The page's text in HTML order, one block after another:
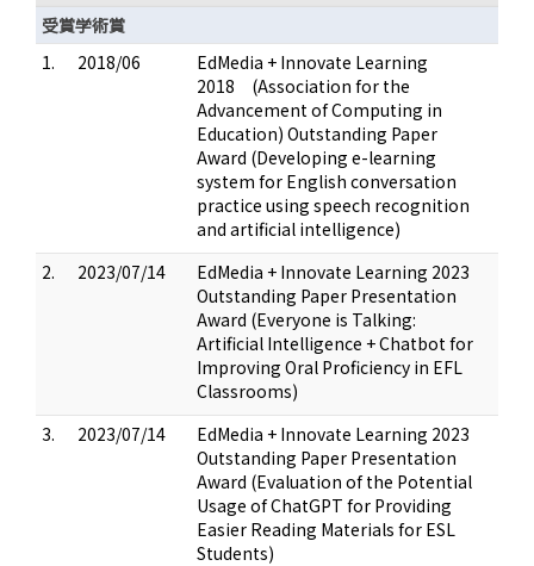
受賞学術賞
1.
2018/06
EdMedia + Innovate Learning
2018 (Association for the
Advancement of Computing in
Education) Outstanding Paper
Award (Developing e-learning
system for English conversation
practice using speech recognition
and artificial intelligence)
2.
2023/07/14
EdMedia + Innovate Learning 2023
Outstanding Paper Presentation
Award (Everyone is Talking:
Artificial Intelligence + Chatbot for
Improving Oral Proficiency in EFL
Classrooms)
3.
2023/07/14
EdMedia + Innovate Learning 2023
Outstanding Paper Presentation
Award (Evaluation of the Potential
Usage of ChatGPT for Providing
Easier Reading Materials for ESL
Students)